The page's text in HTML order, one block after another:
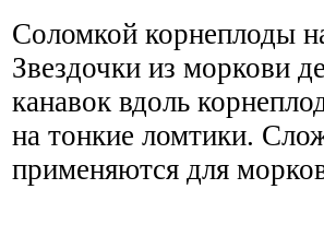
Соломкой корнеплоды
Звездочки из моркови
канавок вдоль
на тонкие ломтики.
применяются для